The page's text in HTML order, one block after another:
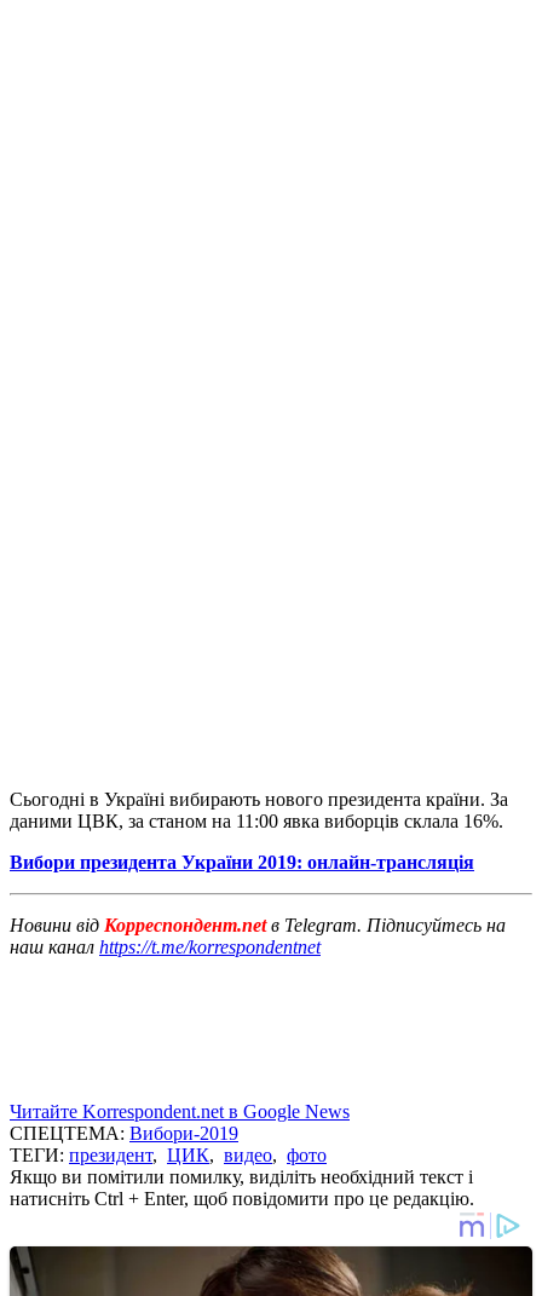
Сьогодні в Україні вибирають нового президента країни. За
даними ЦВК, за станом на 11:00 явка виборців склала 16%.
Вибори президента України 2019: онлайн-трансляція
Новини від Корреспондент.netв Telegram. Підписуйтесь на
наш канал https://t.me/korrespondentnet
Читайте Korrespondent.net в Google News
СПЕЦТЕМА: Вибори-2019
ТЕГИ: президент, ЦИК, видео, фото
Якщо ви помітили помилку, виділіть необхідний текст і
натисніть Ctrl + Enter, щоб повідомити про це редакцію.